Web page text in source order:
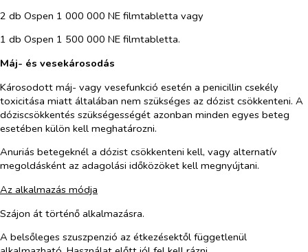
2 db Ospen 1 000 000 NE filmtabletta vagy
1 db Ospen 1 500 000 NE filmtabletta.
Máj- és vesekárosodás
Károsodott máj- vagy vesefunkció esetén a penicillin csekély
toxicitása miatt általában nem szükséges az dózist csökkenteni. A
dóziscsökkentés szükségességét azonban minden egyes beteg
esetében külön kell meghatározni.
Anuriás betegeknél a dózist csökkenteni kell, vagy alternatív
megoldásként az adagolási időközöket kell megnyújtani.
Az alkalmazás módja
Szájon át történő alkalmazásra.
A belsőleges szuszpenzió az étkezésektől függetlenül